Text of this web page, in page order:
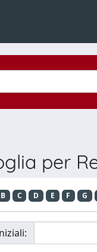
per
B C D E F G